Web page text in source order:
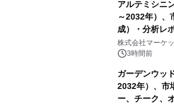
アルテミシニ
～2032年）、
成）・分析レ
株式会社マーケ
3時間前
ガーデンウッ
2032年）、市
ー、チーク、